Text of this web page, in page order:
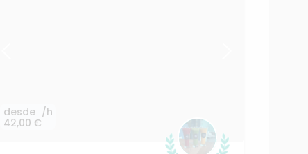
desde
42,00 €
/h